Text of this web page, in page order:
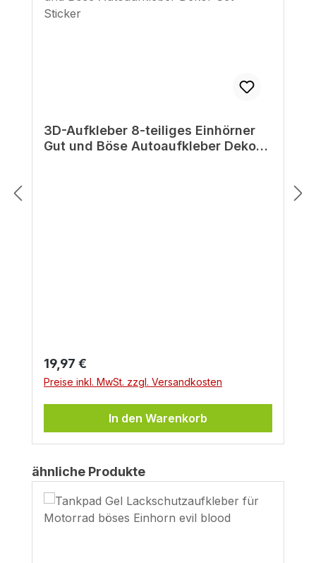
3D-Aufkleber 8-teiliges Einhörner
Gut und Böse Autoaufkleber Dekor
Regulärer Preis:
19,97 €
Preise inkl. MwSt. zzgl. Versandkosten
In den Warenkorb
Produktgalerie überspringen
ähnliche Produkte